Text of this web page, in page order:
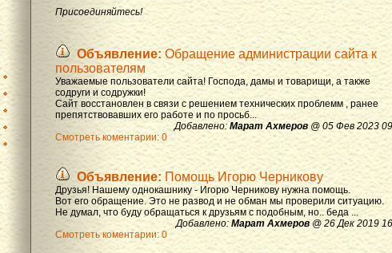
Присоединяйтесь!
Объявление: Обращение администрации сайта к
пользователям
Уважаемые пользователи сайта! Господа, дамы и товарищи, а также
содруги и содружки!
Сайт восстановлен в связи с решением технических проблемм , ранее
препятствовавших его работе и по просьб...
Добавлено: Марат Ахмеров@ 05 Фев 2023
Смотреть коментарии: 0
Объявление: Помощь Игорю Черникову
Друзья! Нашему однокашнику - Игорю Черникову нужна помощь.
Вот его обращение. Это не развод и не обман мы проверили ситуацию.
Не думал, что буду обращаться к друзьям с подобным, но.. беда ...
Добавлено:Марат Ахмеров @ 26 Дек 2019
Смотреть коментарии: 0